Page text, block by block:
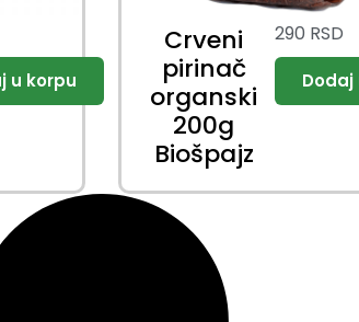
Crveni
pirinač
organski
200g
Biošpajz
290 RSD